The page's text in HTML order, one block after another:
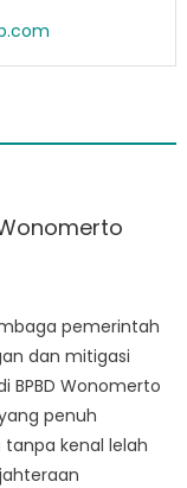
pemerintah
dan mitigasi
BPBD Wonomerto
penuh
kenal lelah